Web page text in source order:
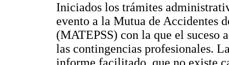
Iniciados los trámites
evento a la Mutua de Accidentes
(MATEPSS) con la que el suceso
las contingencias profesionales.